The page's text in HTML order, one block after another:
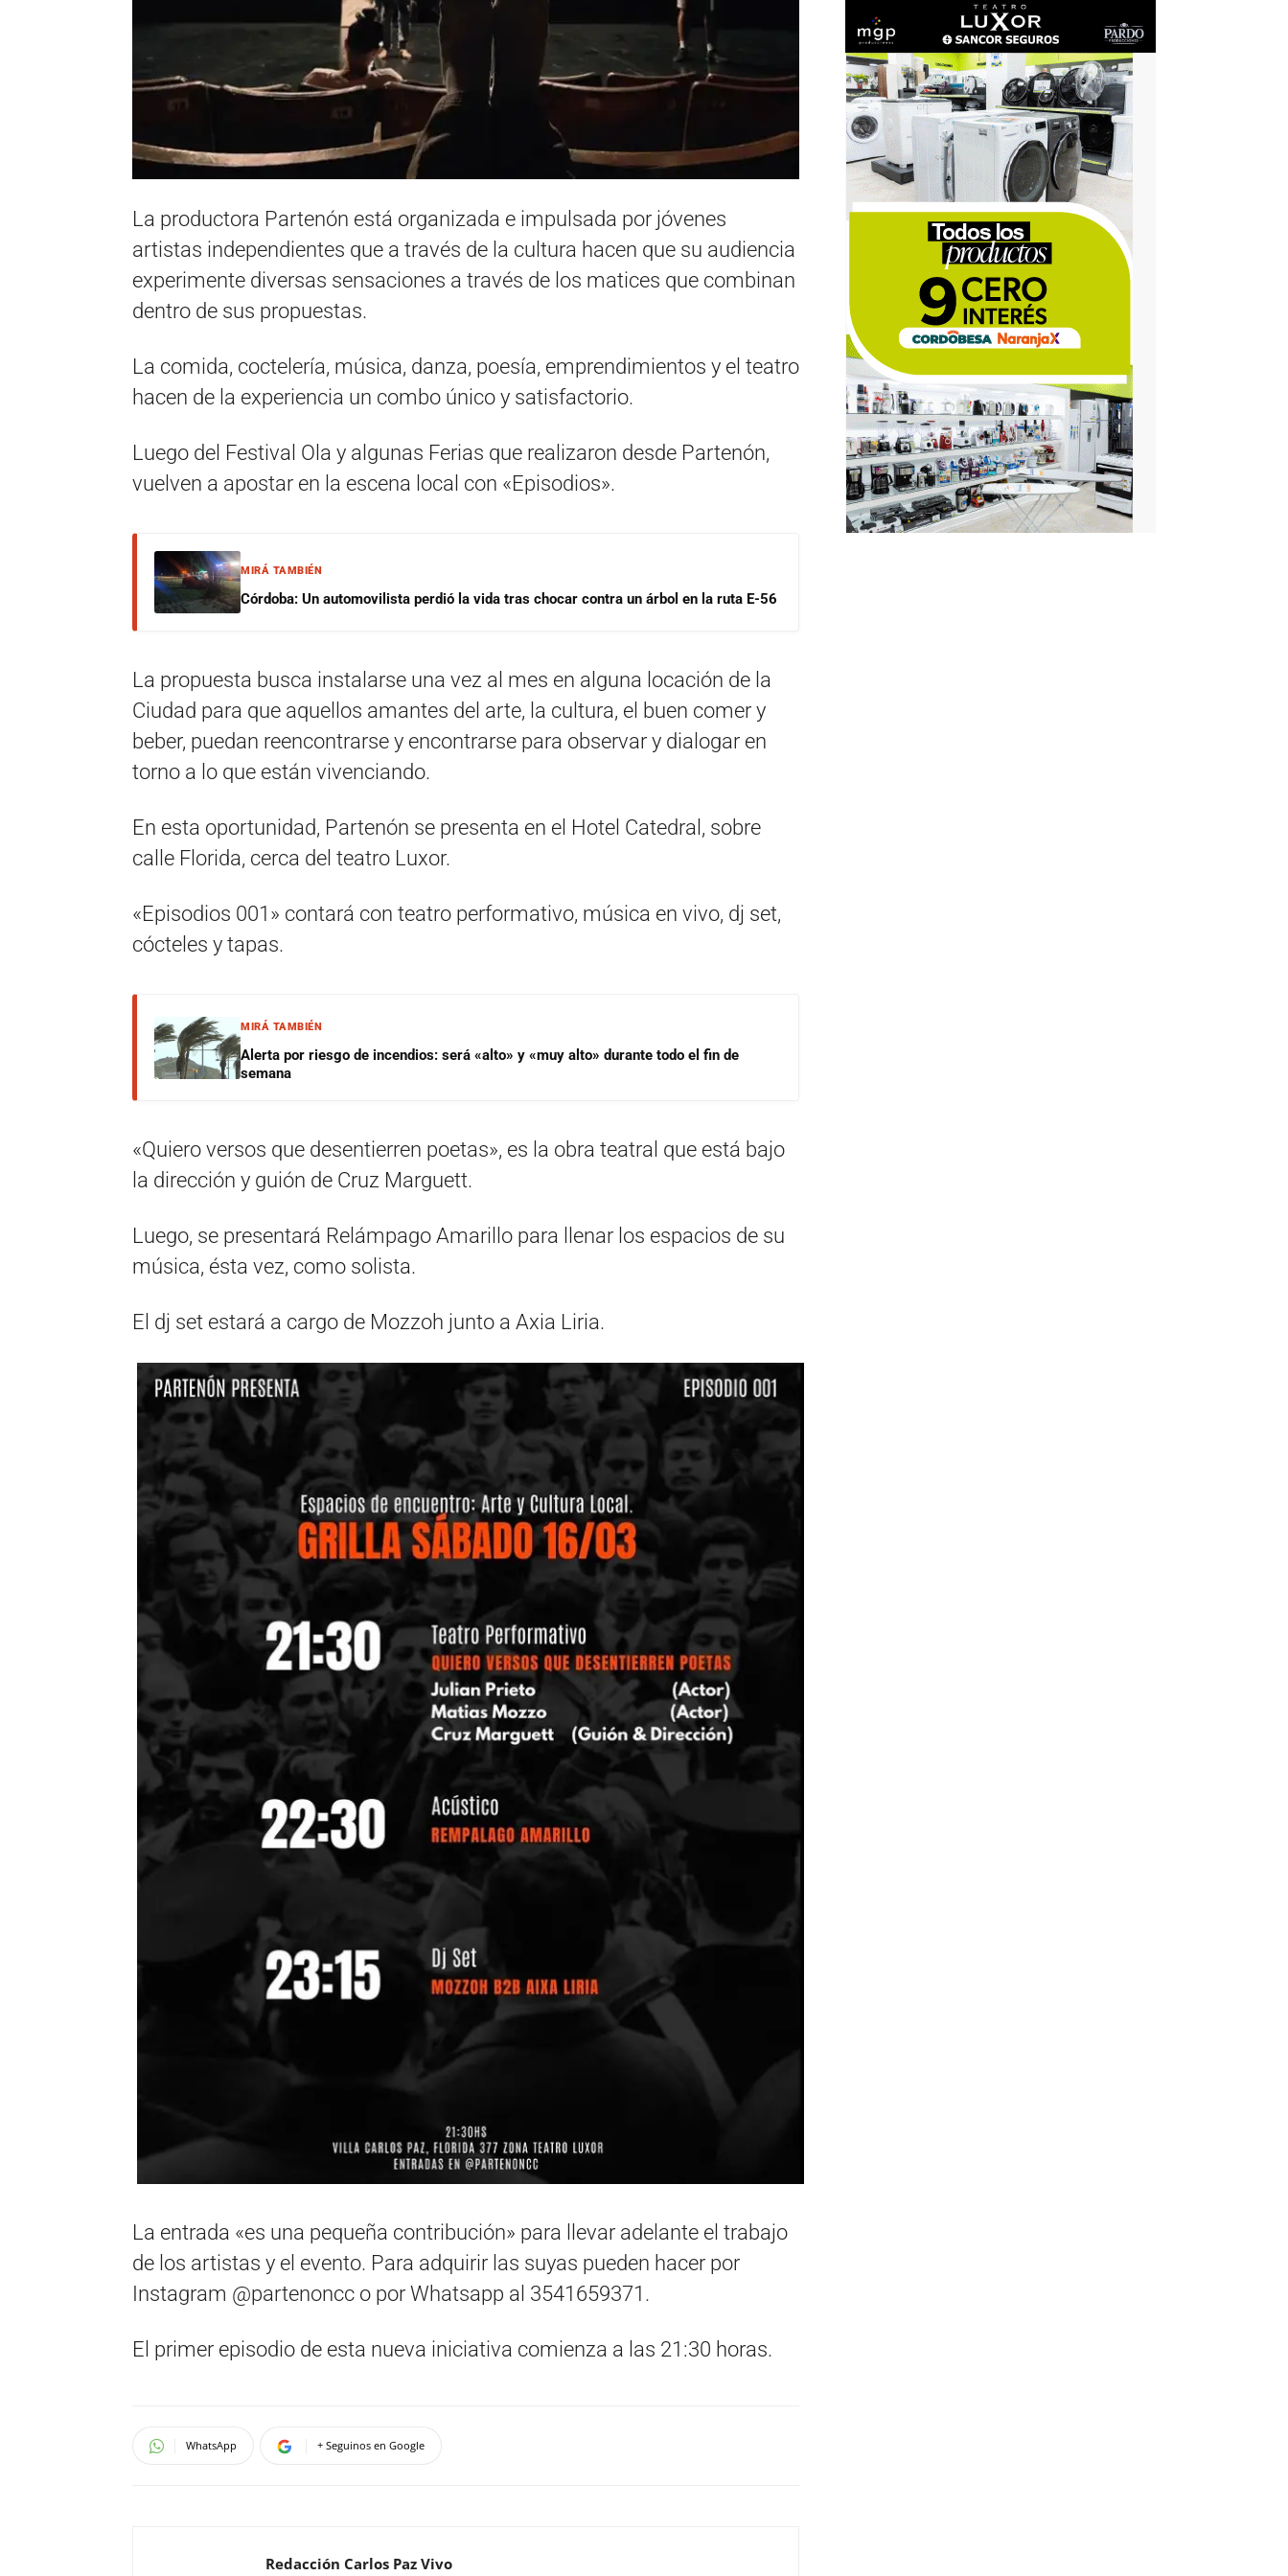
La productora Partenón está organizada e impulsada por jóvenes
artistas independientes que a través de la cultura hacen que su audiencia
experimente diversas sensaciones a través de los matices que combinan
dentro de sus propuestas.
La comida, coctelería, música, danza, poesía, emprendimientos y el teatro
hacen de la experiencia un combo único y satisfactorio.
Luego del Festival Ola y algunas Ferias que realizaron desde Partenón,
vuelven a apostar en la escena local con «Episodios».
MIRÁ TAMBIÉN
Córdoba: Un automovilista perdió la vida tras chocar contra un árbol en la ruta E-56
La propuesta busca instalarse una vez al mes en alguna locación de la
Ciudad para que aquellos amantes del arte, la cultura, el buen comer y
beber, puedan reencontrarse y encontrarse para observar y dialogar en
torno a lo que están vivenciando.
En esta oportunidad, Partenón se presenta en el Hotel Catedral, sobre
calle Florida, cerca del teatro Luxor.
«Episodios 001» contará con teatro performativo, música en vivo, dj set,
cócteles y tapas.
MIRÁ TAMBIÉN
Alerta por riesgo de incendios: será «alto» y «muy alto» durante todo el fin de
semana
«Quiero versos que desentierren poetas», es la obra teatral que está bajo
la dirección y guión de Cruz Marguett.
Luego, se presentará Relámpago Amarillo para llenar los espacios de su
música, ésta vez, como solista.
El dj set estará a cargo de Mozzoh junto a Axia Liria.
La entrada «es una pequeña contribución» para llevar adelante el trabajo
de los artistas y el evento. Para adquirir las suyas pueden hacer por
Instagram @partenoncc o por Whatsapp al 3541659371.
El primer episodio de esta nueva iniciativa comienza a las 21:30 horas.
WhatsApp + Seguinos en Google
Redacción Carlos Paz Vivo